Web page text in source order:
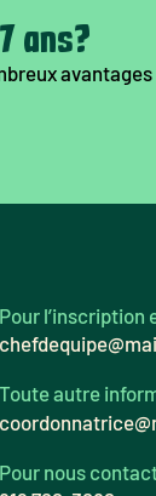
ans?
avantages
Pour l’inscription
Toute autre
Pour nous